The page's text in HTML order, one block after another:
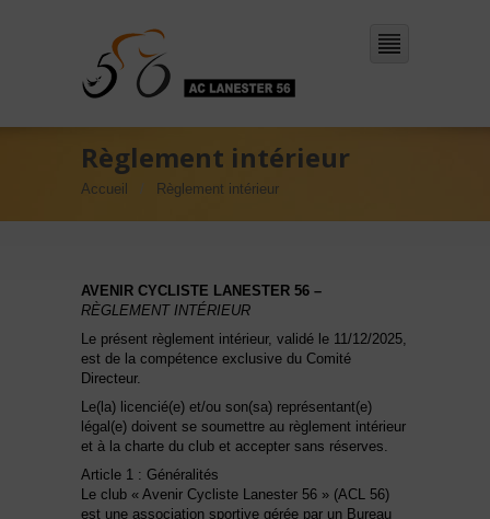
Règlement intérieur
Accueil Règlement intérieur
AVENIR CYCLISTE LANESTER 56 –
RÈGLEMENT INTÉRIEUR
Le présent règlement intérieur, validé le 11/12/2025,
est de la compétence exclusive du Comité
Directeur.
Le(la) licencié(e) et/ou son(sa) représentant(e)
légal(e) doivent se soumettre au règlement intérieur
et à la charte du club et accepter sans réserves.
Article 1 : Généralités
Le club « Avenir Cycliste Lanester 56 » (ACL 56)
est une association sportive gérée par un Bureau